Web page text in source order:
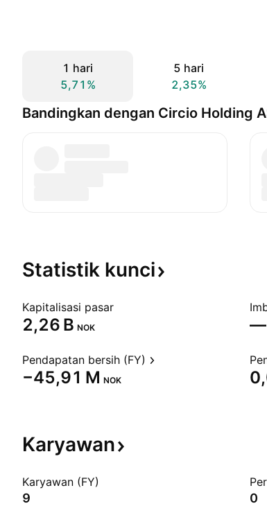
1 hari
5,71%
5 hari
2,35%
Bandingkan dengan Circio Holding
Statistik kunci
Kapitalisasi pasar
‪2,26 B‬ NOK —
Pendapatan bersih (FY)
‪−45,91 M‬ NOK
Karyawan
Karyawan (FY)
9 0